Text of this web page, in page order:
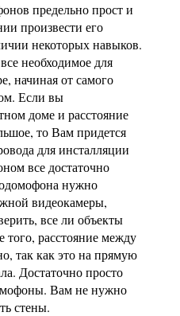
предельно прост и
произвести его
некоторых навыков.
необходимое для
начиная от самого
Если вы
доме и расстояние
то Вам придется
для инсталляции
все достаточно
нужно
видеокамеры,
все ли объекты
расстояние между
так как это на прямую
Достаточно просто
Вам не нужно
стены.